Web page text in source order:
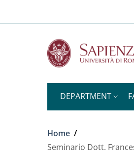
DEPARTMENT
Breadcrumb
Home /
Seminario Dott.